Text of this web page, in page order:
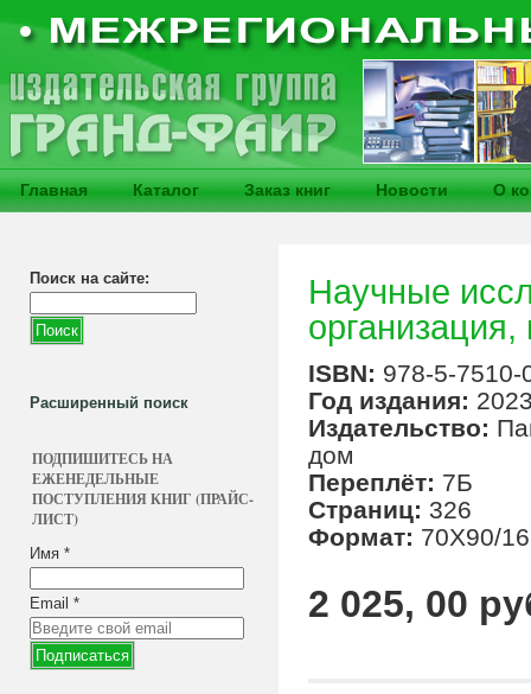
Главная Каталог Заказ книг Новости О
Поиск на сайте:
Расширенный поиск
ПОДПИШИТЕСЬ НА
ЕЖЕНЕДЕЛЬНЫЕ
ПОСТУПЛЕНИЯ КНИГ (ПРАЙС-
ЛИСТ)
Имя *
Email *
Научные
организация,
ISBN: 978-5-7510-
Год издания:
Издательство:
дом
Переплёт: 7Б
Страниц: 326
Формат: 70Х90/16
2 025, 00